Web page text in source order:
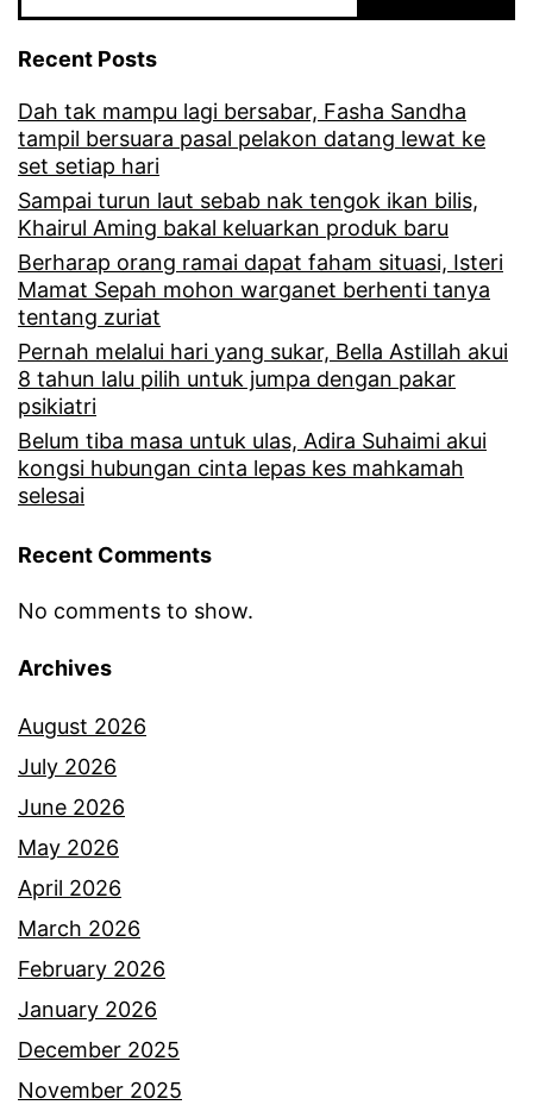
Recent Posts
Dah tak mampu lagi bersabar, Fasha Sandha
tampil bersuara pasal pelakon datang lewat ke
set setiap hari
Sampai turun laut sebab nak tengok ikan bilis,
Khairul Aming bakal keluarkan produk baru
Berharap orang ramai dapat faham situasi, Isteri
Mamat Sepah mohon warganet berhenti tanya
tentang zuriat
Pernah melalui hari yang sukar, Bella Astillah akui
8 tahun lalu pilih untuk jumpa dengan pakar
psikiatri
Belum tiba masa untuk ulas, Adira Suhaimi akui
kongsi hubungan cinta lepas kes mahkamah
selesai
Recent Comments
No comments to show.
Archives
August 2026
July 2026
June 2026
May 2026
April 2026
March 2026
February 2026
January 2026
December 2025
November 2025